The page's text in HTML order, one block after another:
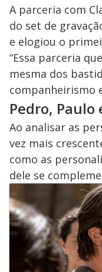
A parceria com
do set de
e elogiou o
“Essa parceria
mesma dos
companheirismo
Pedro, Paulo
Ao analisar as
vez mais
como as
dele se